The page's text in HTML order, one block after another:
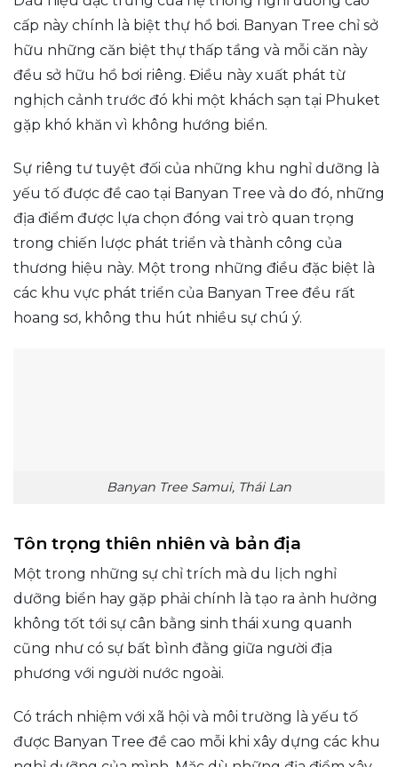
cấp này chính là biệt thự hồ bơi. Banyan Tree chỉ sở
hữu những căn biệt thự thấp tầng và mỗi căn này
đều sở hữu hồ bơi riêng. Điều này xuất phát từ
nghịch cảnh trước đó khi một khách sạn tại Phuket
gặp khó khăn vì không hướng biển.
Sự riêng tư tuyệt đối của những khu nghỉ dưỡng là
yếu tố được đề cao tại Banyan Tree và do đó, những
địa điểm được lựa chọn đóng vai trò quan trọng
trong chiến lược phát triển và thành công của
thương hiệu này. Một trong những điều đặc biệt là
các khu vực phát triển của Banyan Tree đều rất
hoang sơ, không thu hút nhiều sự chú ý.
Banyan Tree Samui, Thái Lan
Tôn trọng thiên nhiên và bản địa
Một trong những sự chỉ trích mà du lịch nghỉ
dưỡng biển hay gặp phải chính là tạo ra ảnh hưởng
không tốt tới sự cân bằng sinh thái xung quanh
cũng như có sự bất bình đằng giữa người địa
phương với người nước ngoài.
Có trách nhiệm với xã hội và môi trường là yếu tố
được Banyan Tree đề cao mỗi khi xây dựng các khu